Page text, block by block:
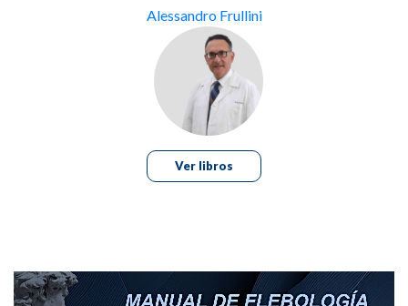
Alessandro Frullini
Ver libros
8 - Terapia Compresiva En Flebología
10 -Escleroterapia De Los Troncos Safenos
11 -Escleroterapia En Las Recidivas Y Las Perforantes
13 -Escleroterapia De Las Venas Del Dorso De La Mano